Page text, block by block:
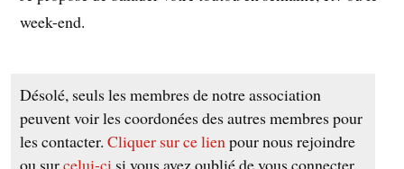
week-end.
Désolé, seuls les membres de notre association
peuvent voir les coordonées des autres membres pour
les contacter.Cliquer sur ce lien pour nous rejoindre
ou surcelui-ci si vous avez oublié de vous connecter.